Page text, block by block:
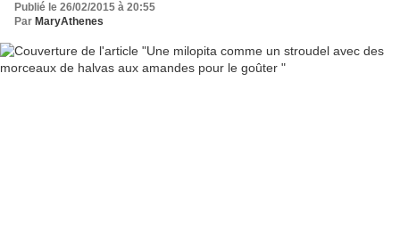
Publié le 26/02/2015 à 20:55
Par MaryAthenes